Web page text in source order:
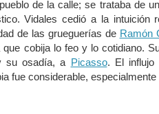
de la calle; se trataba de
Vidales cedió a la intuición
de las grueguerías de Ramón
cobija lo feo y lo cotidiano.
su osadía, a Picasso. El influjo
fue considerable,